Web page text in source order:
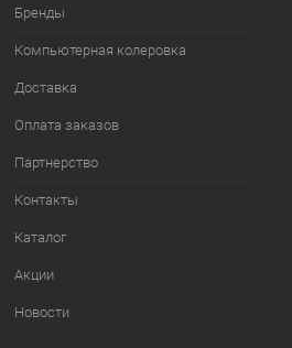
Бренды
Компьютерная колеровка
Доставка
Оплата заказов
Партнерство
Контакты
Каталог
Акции
Новости